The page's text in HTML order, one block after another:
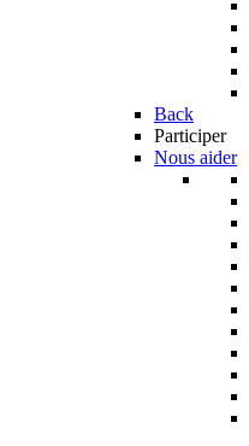
Back
Participer
Nous aider